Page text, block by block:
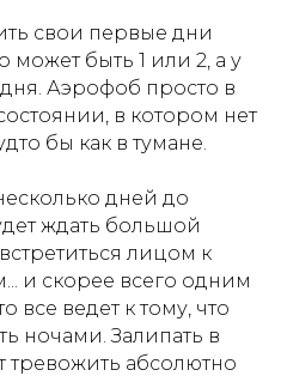
свои первые дни
может быть 1 или 2, а у
Аэрофоб просто в
в котором нет
бы как в тумане.
дней до
ждать большой
лицом к
и скорее всего одним
все ведет к тому, что
ночами. Залипать в
тревожить абсолютно